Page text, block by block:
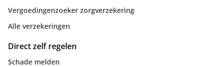
Vergoedingenzoeker zorgverzekering
Alle verzekeringen
Direct zelf regelen
Schade melden